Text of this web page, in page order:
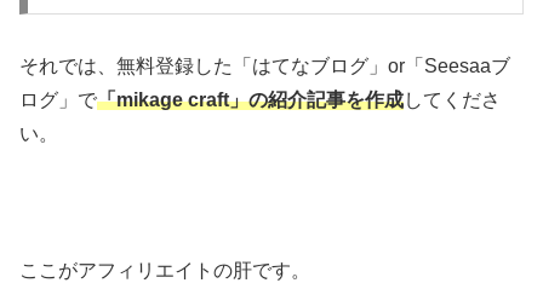
それでは、無料登録した「はてなブログ」or「Seesaaブ
ログ」で「mikage craft」の紹介記事を作成してくださ
い。
ここがアフィリエイトの肝です。